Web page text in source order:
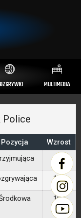
MULTIMEDIA
Police
Pozycja
Wzrost
181
176
199